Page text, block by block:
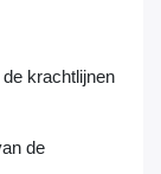
krachtlijnen
de